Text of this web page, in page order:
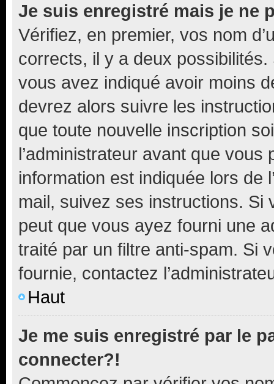
Je suis enregistré mais je ne
Vérifiez, en premier, vos nom
corrects, il y a deux
vous avez indiqué avoir moins
devrez alors suivre les
que toute nouvelle inscription
l’administrateur avant que
information est indiquée lors de
mail, suivez ses instructions. Si
peut que vous ayez fourni une
traité par un filtre anti-spam. Si
fournie, contactez
Haut
Je me suis enregistré par le
connecter?!